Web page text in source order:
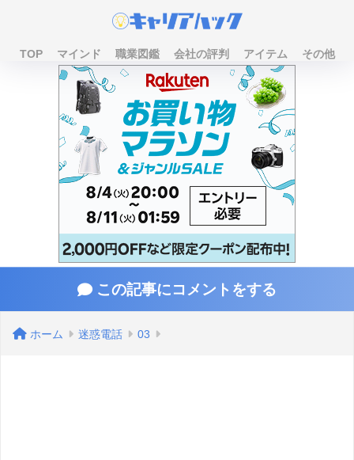
TOP マインド 職業図鑑 会社の評判 アイテム その他
この記事にコメントをする
ホーム 迷惑電話 03